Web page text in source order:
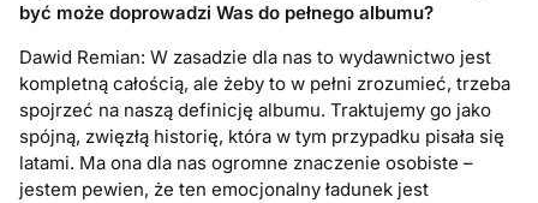
być może doprowadzi Was do pełnego albumu?
Dawid Remian: W zasadzie dla nas to wydawnictwo jest
kompletną całością, ale żeby to w pełni zrozumieć, trzeba
spojrzeć na naszą definicję albumu. Traktujemy go jako
spójną, zwięzłą historię, która w tym przypadku pisała się
latami. Ma ona dla nas ogromne znaczenie osobiste –
jestem pewien, że ten emocjonalny ładunek jest